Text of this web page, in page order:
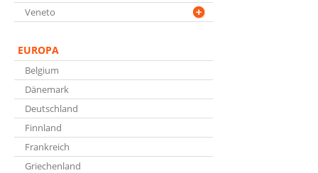
Veneto
EUROPA
Belgium
Dänemark
Deutschland
Finnland
Frankreich
Griechenland